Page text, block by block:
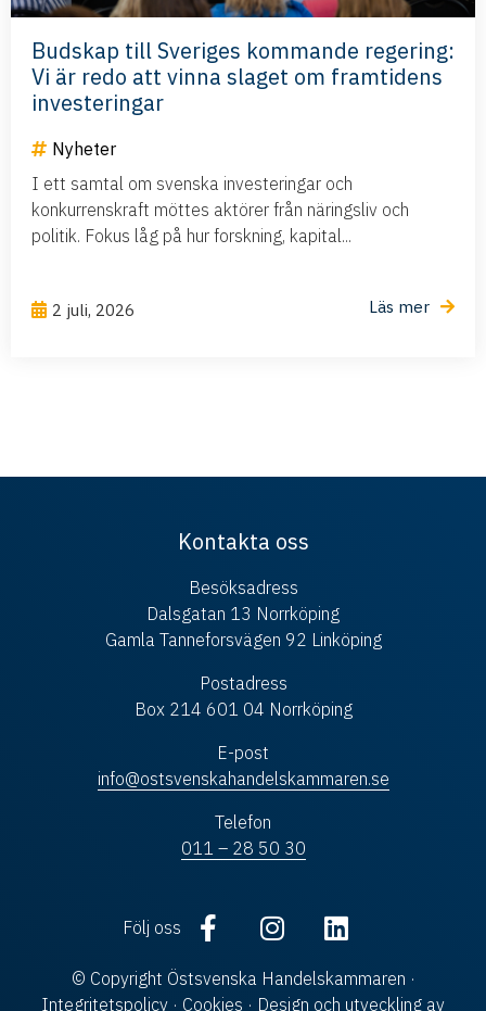
Budskap till Sveriges kommande regering:
Vi är redo att vinna slaget om framtidens
investeringar
Nyheter
I ett samtal om svenska investeringar och
konkurrenskraft möttes aktörer från näringsliv och
politik. Fokus låg på hur forskning, kapital...
2 juli, 2026 Läs mer
Kontakta oss
Besöksadress
Dalsgatan 13 Norrköping
Gamla Tanneforsvägen 92 Linköping
Postadress
Box 214 601 04 Norrköping
E-post
info@ostsvenskahandelskammaren.se
Telefon
011 – 28 50 30
Följ oss
© Copyright Östsvenska Handelskammaren ·
Integritetspolicy · Cookies · Design och utveckling av